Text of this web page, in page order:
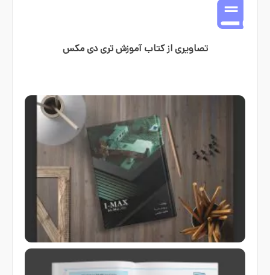
تصاویری از کتاب آموزش تری دی مکس